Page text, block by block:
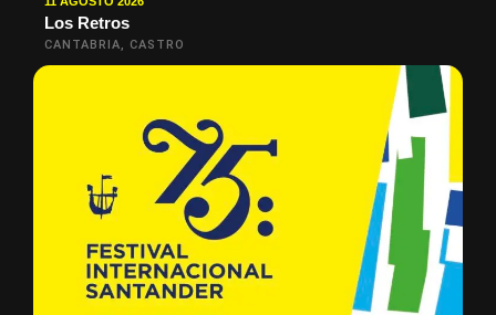
Los Retros
CANTABRIA, CASTRO